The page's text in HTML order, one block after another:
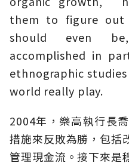
them to figure out
should even
accomplished in
ethnographic
world really play.
2004年，樂高執行長
措施來反敗為勝，包括
管理現金流。接下來是